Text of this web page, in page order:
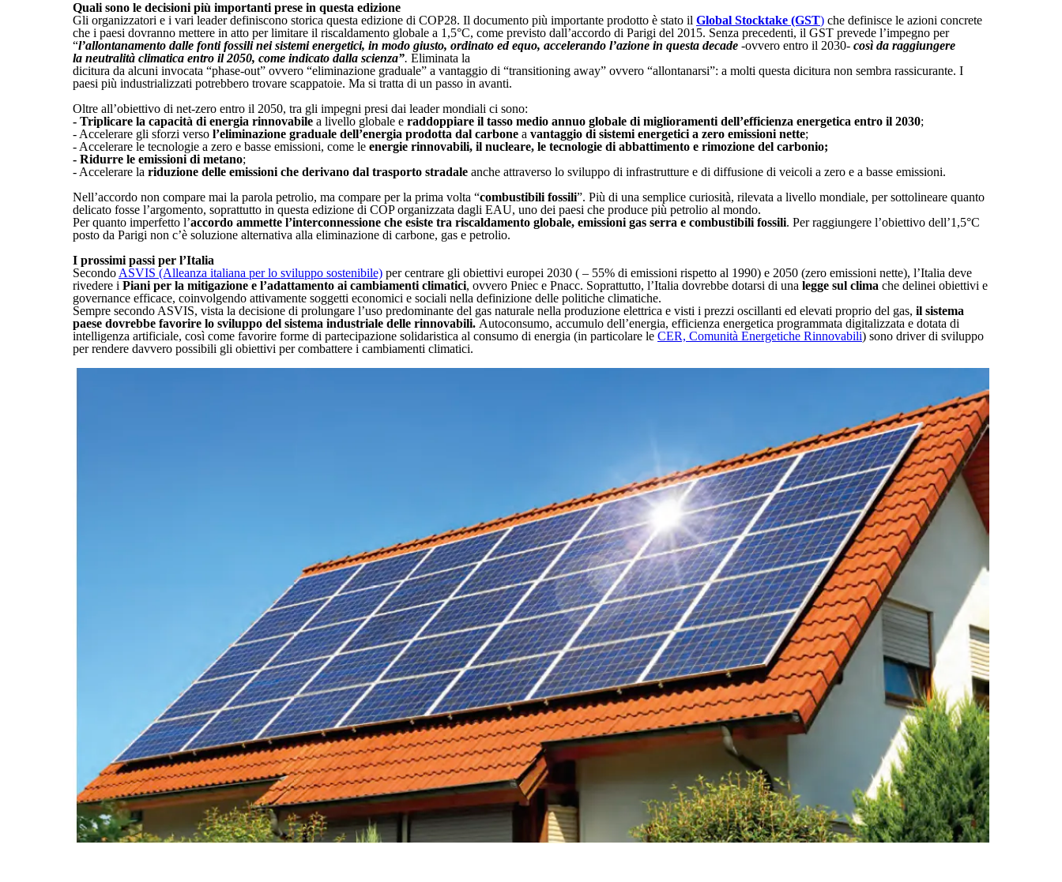
Quali sono le decisioni più importanti prese in questa edizione
Gli organizzatori e i vari leader definiscono storica questa edizione di COP28. Il documento più importante prodotto è stato il Global Stocktake (GST) che definisce le azioni concrete
che i paesi dovranno mettere in atto per limitare il riscaldamento globale a 1,5°C, come previsto dall’accordo di Parigi del 2015. Senza precedenti, il GST prevede l’impegno per
“l’allontanamento dalle fonti fossili nei sistemi energetici, in modo giusto, ordinato ed equo, accelerando l’azione in questa decade -ovvero entro il 2030- così da raggiungere
la neutralità climatica entro il 2050, come indicato dalla scienza”. Eliminata la
dicitura da alcuni invocata “phase-out” ovvero “eliminazione graduale” a vantaggio di “transitioning away” ovvero “allontanarsi”: a molti questa dicitura non sembra rassicurante. I
paesi più industrializzati potrebbero trovare scappatoie. Ma si tratta di un passo in avanti.
Oltre all’obiettivo di net-zero entro il 2050, tra gli impegni presi dai leader mondiali ci sono:
- Triplicare la capacità di energia rinnovabile a livello globale e raddoppiare il tasso medio annuo globale di miglioramenti dell’efficienza energetica entro il 2030;
- Accelerare gli sforzi verso l’eliminazione graduale dell’energia prodotta dal carbone a vantaggio di sistemi energetici a zero emissioni nette;
- Accelerare le tecnologie a zero e basse emissioni, come le energie rinnovabili, il nucleare, le tecnologie di abbattimento e rimozione del carbonio;
- Ridurre le emissioni di metano;
- Accelerare la riduzione delle emissioni che derivano dal trasporto stradale anche attraverso lo sviluppo di infrastrutture e di diffusione di veicoli a zero e a basse emissioni.
Nell’accordo non compare mai la parola petrolio, ma compare per la prima volta “combustibili fossili”. Più di una semplice curiosità, rilevata a livello mondiale, per sottolineare quanto
delicato fosse l’argomento, soprattutto in questa edizione di COP organizzata dagli EAU, uno dei paesi che produce più petrolio al mondo.
Per quanto imperfetto l’accordo ammette l’interconnessione che esiste tra riscaldamento globale, emissioni gas serra e combustibili fossili. Per raggiungere l’obiettivo dell’1,5°C
posto da Parigi non c’è soluzione alternativa alla eliminazione di carbone, gas e petrolio.
I prossimi passi per l’Italia
Secondo ASVIS (Alleanza italiana per lo sviluppo sostenibile) per centrare gli obiettivi europei 2030 ( – 55% di emissioni rispetto al 1990) e 2050 (zero emissioni nette), l’Italia deve
rivedere i Piani per la mitigazione e l’adattamento ai cambiamenti climatici, ovvero Pniec e Pnacc. Soprattutto, l’Italia dovrebbe dotarsi di una legge sul clima che delinei obiettivi e
governance efficace, coinvolgendo attivamente soggetti economici e sociali nella definizione delle politiche climatiche.
Sempre secondo ASVIS, vista la decisione di prolungare l’uso predominante del gas naturale nella produzione elettrica e visti i prezzi oscillanti ed elevati proprio del gas, il sistema
paese dovrebbe favorire lo sviluppo del sistema industriale delle rinnovabili. Autoconsumo, accumulo dell’energia, efficienza energetica programmata digitalizzata e dotata di
intelligenza artificiale, così come favorire forme di partecipazione solidaristica al consumo di energia (in particolare le CER, Comunità Energetiche Rinnovabili) sono driver di sviluppo
per rendere davvero possibili gli obiettivi per combattere i cambiamenti climatici.